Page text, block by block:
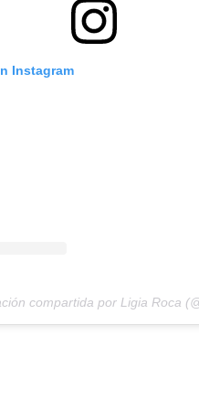
Instagram
compartida por Ligia Roca